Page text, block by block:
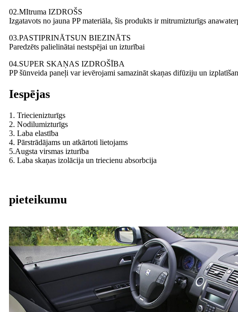
02.MItruma IZDROŠS
Izgatavots no jauna PP materiāla, šis produkts ir mitrumizturīgs
03.PASTIPRINĀTSUN BIEZINĀTS
Paredzēts palielinātai nestspējai un izturībai
04.SUPER SKAŅAS IZDROŠĪBA
PP šūnveida paneļi var ievērojami samazināt skaņas difūziju un
Iespējas
1. Triecienizturīgs
2. Nodilumizturīgs
3. Laba elastība
4. Pārstrādājams un atkārtoti lietojams
5.Augsta virsmas izturība
6. Laba skaņas izolācija un triecienu absorbcija
pieteikumu